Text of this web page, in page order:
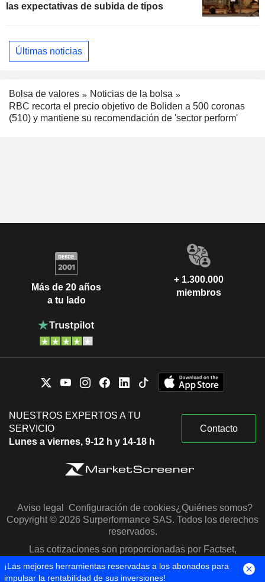
las expectativas de subida de tipos
Últimas noticias
Bolsa de valores
Noticias de la bolsa
RBC recorta el precio objetivo de Boliden a 500 coronas
(510) y mantiene su recomendación de 'sector perform'
Más de 20 años
a tu lado
+ 1.300.000
miembros
NUESTROS EXPERTOS A TU
SERVICIO
Lunes a viernes, 9-12 h y 14-18 h
Contacto
Aviso legal Configuración de cookies¿Quiénes somos?
Copyright © 2026 Surperformance SAS. Todos los derechos
reservados.
Las cotizaciones son proporcionadas por Factset,
Morningstar y S&P Capital IQ
¡Las mejores herramientas reservadas a los abonados para
impulsar la rentabilidad de sus inversiones!